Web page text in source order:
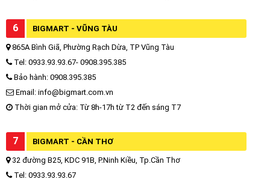
6 BIGMART - VŨNG TÀU
865A Bình Giã, Phường Rạch Dừa, TP Vũng Tàu
Tel: 0933.93.93.67- 0908.395.385
Bảo hành: 0908.395.385
Email: info@bigmart.com.vn
Thời gian mở cửa: Từ 8h-17h từ T2 đến sáng T7
7 BIGMART - CẦN THƠ
32 đường B25, KDC 91B, P.Ninh Kiều, Tp.Cần Thơ
Tel: 0933.93.93.67